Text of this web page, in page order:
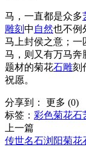
马，一直都是众多
雕刻 中 自然也不例
马上封侯之意；一
马，则又有万马奔
题材的菊花石雕刻
祝愿。
分享到： 更多 (0)
标签： 彩色菊花石
上一篇
传世名石浏阳菊花